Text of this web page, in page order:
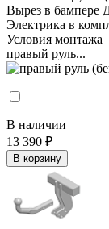
Вырез в бампере
Электрика в
Условия монтажа
правый руль...
В наличии
13 390 ₽
В корзину